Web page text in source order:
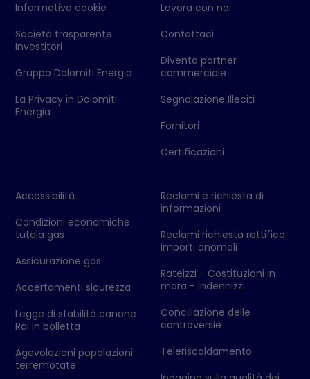
Informativa cookie
Società trasparente
Investitori
Gruppo Dolomiti Energia
La Privacy in Dolomiti
Energia
Lavora con noi
Contattaci
Diventa partner
commerciale
Segnalazione Illeciti
Fornitori
Certificazioni
Accessibilità
Condizioni economiche
tutela gas
Assicurazione gas
Accertamenti sicurezza
Legge di stabilità canone
Rai in bolletta
Agevolazioni popolazioni
terremotate
Reclami e richiesta di
informazioni
Reclami richiesta rettifica
importi anomali
Rateizzi - Costituzioni in
mora - Indennizzi
Conciliazione delle
controversie
Teleriscaldamento